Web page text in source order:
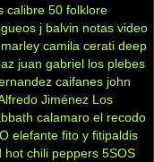
calibre 50 folklore
j balvin notas video
camila cerati deep
juan gabriel los plebes
caifanes john
Jiménez Los
calamaro el recodo
elefante fito y fitipaldis
hot chili peppers 5SOS